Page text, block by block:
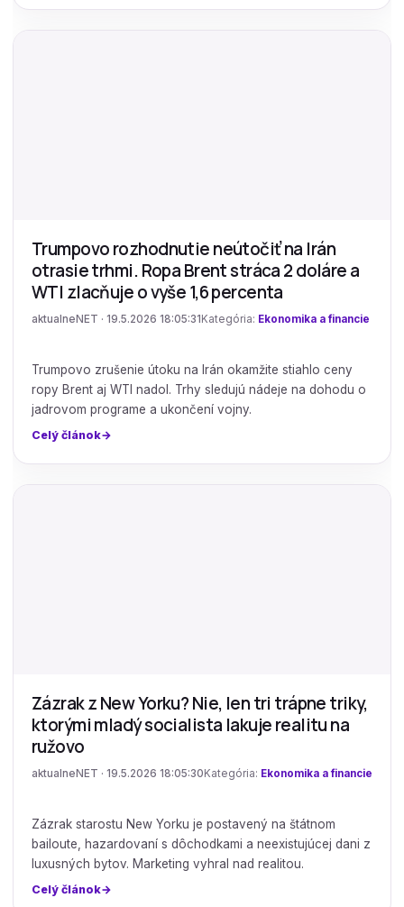
Trumpovo rozhodnutie neútočiť na Irán
otrasie trhmi. Ropa Brent stráca 2 doláre a
WTI zlacňuje o vyše 1,6 percenta
aktualneNET · 19.5.2026 18:05:31 Kategória: Ekonomika a financie
Trumpovo zrušenie útoku na Irán okamžite stiahlo ceny
ropy Brent aj WTI nadol. Trhy sledujú nádeje na dohodu o
jadrovom programe a ukončení vojny.
Celý článok
Zázrak z New Yorku? Nie, len tri trápne triky,
ktorými mladý socialista lakuje realitu na
ružovo
aktualneNET · 19.5.2026 18:05:30 Kategória: Ekonomika a financie
Zázrak starostu New Yorku je postavený na štátnom
bailoute, hazardovaní s dôchodkami a neexistujúcej dani z
luxusných bytov. Marketing vyhral nad realitou.
Celý článok